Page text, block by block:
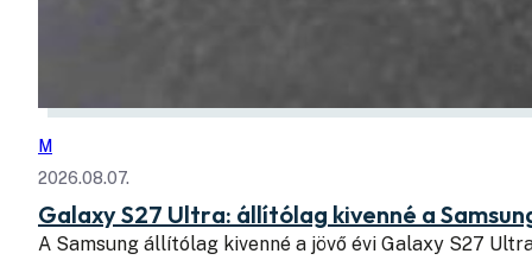
M
2026.08.07.
Galaxy S27 Ultra: állítólag kivenné a
A Samsung állítólag kivenné a jövő évi Galaxy S27